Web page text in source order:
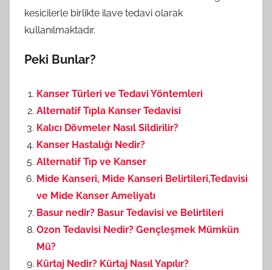
kesicilerle birlikte ilave tedavi olarak
kullanılmaktadır.
Peki Bunlar?
Kanser Türleri ve Tedavi Yöntemleri
Alternatif Tıpla Kanser Tedavisi
Kalıcı Dövmeler Nasıl Sildirilir?
Kanser Hastalığı Nedir?
Alternatif Tıp ve Kanser
Mide Kanseri, Mide Kanseri Belirtileri,Tedavisi
ve Mide Kanser Ameliyatı
Basur nedir? Basur Tedavisi ve Belirtileri
Ozon Tedavisi Nedir? Gençleşmek Mümkün
Mü?
Kürtaj Nedir? Kürtaj Nasıl Yapılır?